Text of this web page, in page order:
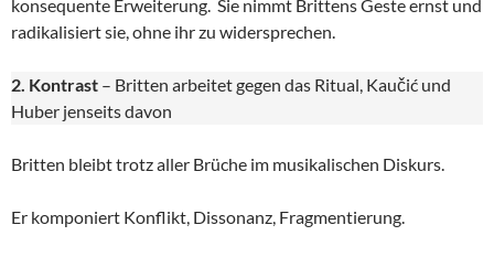
konsequente Erweiterung. Sie nimmt Brittens Geste ernst und
radikalisiert sie, ohne ihr zu widersprechen.
2. Kontrast – Britten arbeitet gegen das Ritual, Kaučić und
Huber jenseits davon
Britten bleibt trotz aller Brüche im musikalischen Diskurs.
Er komponiert Konflikt, Dissonanz, Fragmentierung.